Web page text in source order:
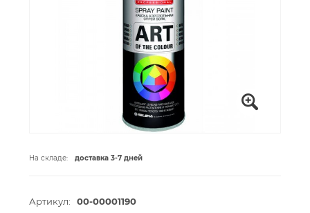
На складе: доставка 3-7 дней
Артикул: 00-00001190